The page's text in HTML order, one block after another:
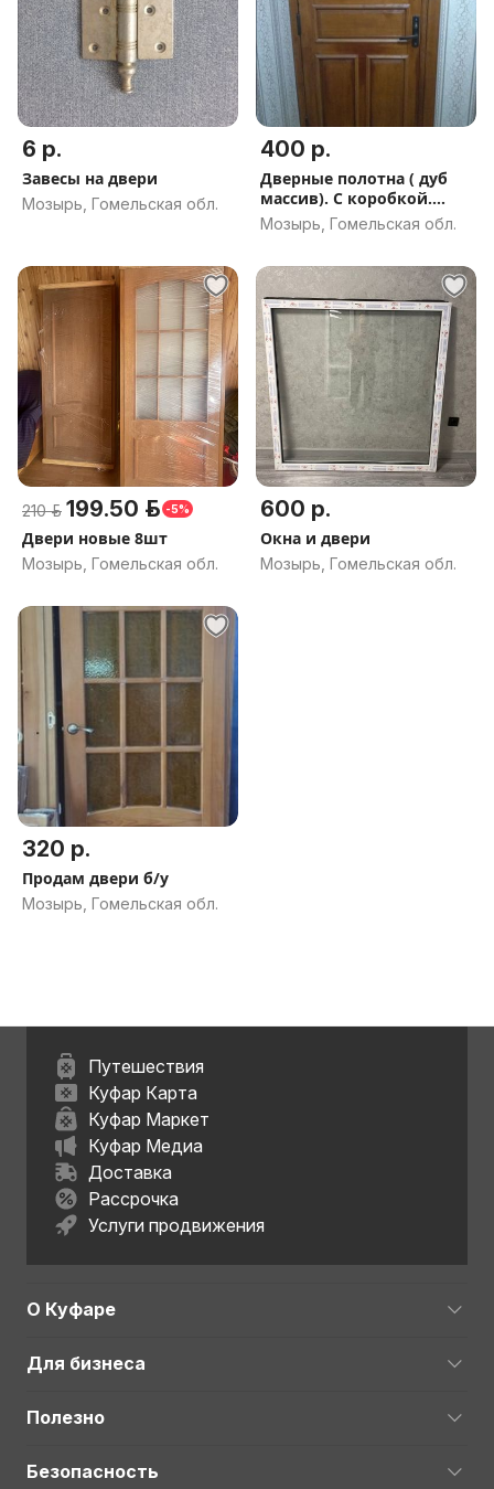
6 р.
Завесы на двери
Мозырь, Гомельская обл.
400 р.
Дверные полотна ( дуб
массив). С коробкой.
Петлями
Мозырь, Гомельская обл.
210 р. 199.50 р. -5%
Двери новые 8шт
Мозырь, Гомельская обл.
600 р.
Окна и двери
Мозырь, Гомельская обл.
320 р.
Продам двери б/у
Мозырь, Гомельская обл.
Путешествия
Куфар Карта
Куфар Маркет
Куфар Медиа
Доставка
Рассрочка
Услуги продвижения
О Куфаре
Для бизнеса
Полезно
Безопасность